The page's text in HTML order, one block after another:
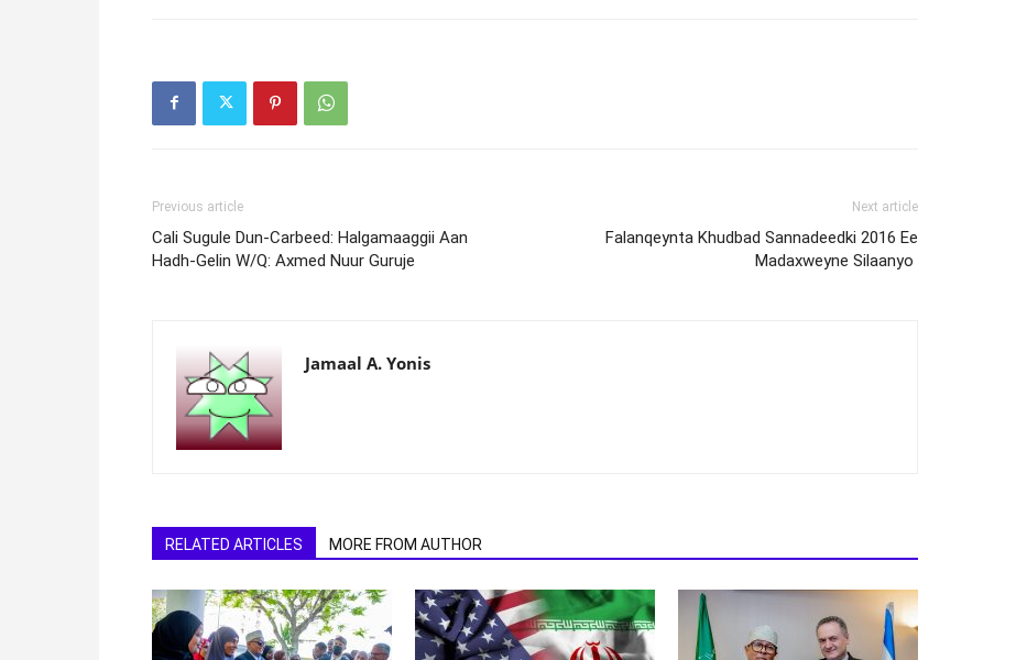
Previous article
Cali Sugule Dun-Carbeed: Halgamaaggii Aan
Hadh-Gelin W/Q: Axmed Nuur Guruje
Next article
Falanqeynta Khudbad Sannadeedki 2016 Ee
Madaxweyne Silaanyo
Jamaal A. Yonis
RELATED ARTICLES MORE FROM AUTHOR